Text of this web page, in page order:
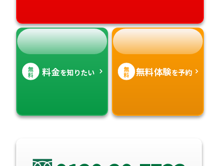
無
料 料金を知りたい 無
料 無料体験を予約